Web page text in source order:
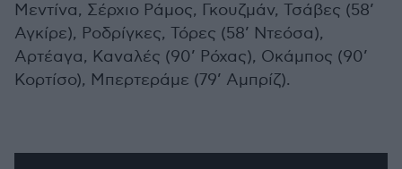
Μεντίνα, Σέρχιο Ράμος, Γκουζμάν, Τσάβες (58’
Αγκίρε), Ροδρίγκες, Τόρες (58’ Ντεόσα),
Αρτέαγα, Καναλές (90’ Ρόχας), Οκάμπος (90’
Κορτίσο), Μπερτεράμε (79’ Αμπρίζ).